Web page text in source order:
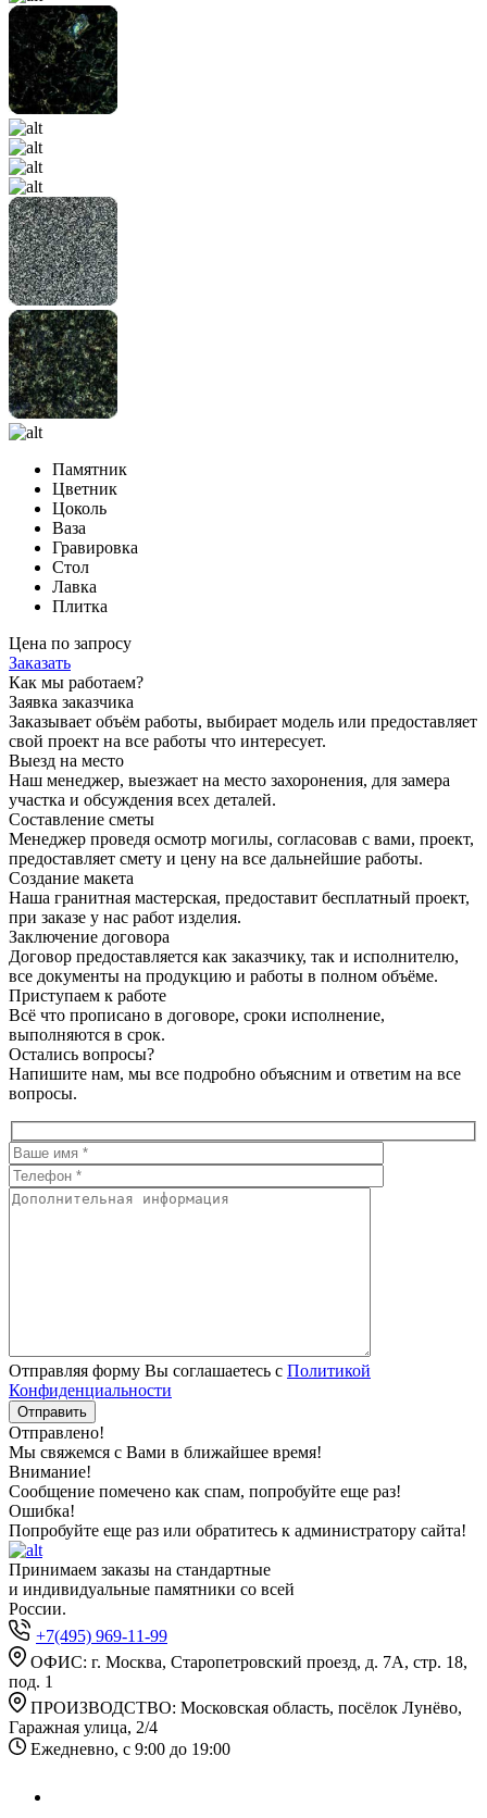
Памятник
Цветник
Цоколь
Ваза
Гравировка
Стол
Лавка
Плитка
Цена по запросу
Заказать
Как мы работаем?
Заявка заказчика
Заказывает объём работы, выбирает модель или предоставляет
свой проект на все работы что интересует.
Выезд на место
Наш менеджер, выезжает на место захоронения, для замера
участка и обсуждения всех деталей.
Составление сметы
Менеджер проведя осмотр могилы, согласовав с вами, проект,
предоставляет смету и цену на все дальнейшие работы.
Создание макета
Наша гранитная мастерская, предоставит бесплатный проект,
при заказе у нас работ изделия.
Заключение договора
Договор предоставляется как заказчику, так и исполнителю,
все документы на продукцию и работы в полном объёме.
Приступаем к работе
Всё что прописано в договоре, сроки исполнение,
выполняются в срок.
Остались вопросы?
Напишите нам, мы все подробно объясним и ответим на все
вопросы.
Отправляя форму Вы соглашаетесь с Политикой
Конфиденциальности
Отправлено!
Мы свяжемся с Вами в ближайшее время!
Внимание!
Сообщение помечено как спам, попробуйте еще раз!
Ошибка!
Попробуйте еще раз или обратитесь к администратору сайта!
Принимаем заказы на стандартные
и индивидуальные памятники со всей
России.
+7(495) 969-11-99
ОФИС: г. Москва, Старопетровский проезд, д. 7А, стр. 18,
под. 1
ПРОИЗВОДСТВО: Московская область, посёлок Лунёво,
Гаражная улица, 2/4
Ежедневно, с 9:00 до 19:00